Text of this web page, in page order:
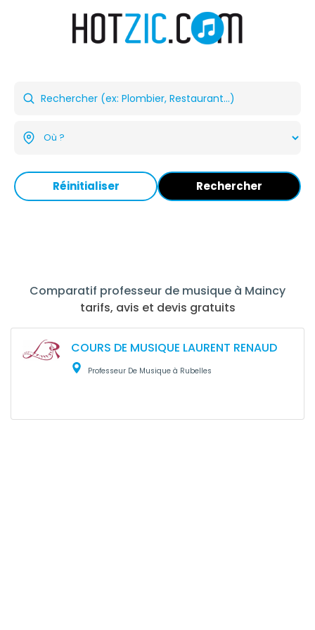
Réinitialiser Rechercher
Comparatif professeur de musique à Maincy
tarifs, avis et devis gratuits
COURS DE MUSIQUE LAURENT RENAUD
Professeur De Musique à Rubelles